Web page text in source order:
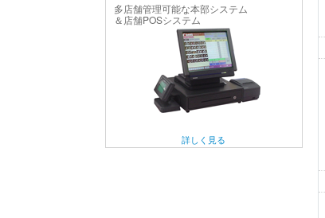
多店舗管理可能な本部システム
＆店舗POSシステム
詳しく見る